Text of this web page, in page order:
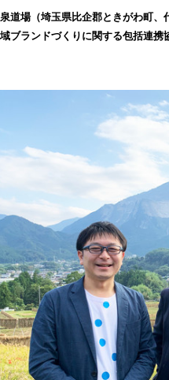
道場（埼玉県比企郡ときがわ町
ブランドづくりに関する包括連携